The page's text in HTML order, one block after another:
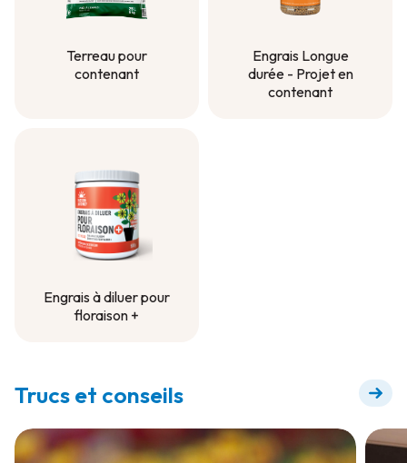
Terreau pour
contenant
Engrais Longue
durée - Projet en
contenant
Engrais à diluer pour
floraison +
Trucs et conseils